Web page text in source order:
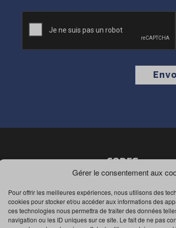
Gérer le consentement aux
Pour offrir les meilleures expériences, nous utilisons des
cookies pour stocker et/ou accéder aux informations des
ces technologies nous permettra de traiter des données
navigation ou les ID uniques sur ce site. Le fait de ne pas